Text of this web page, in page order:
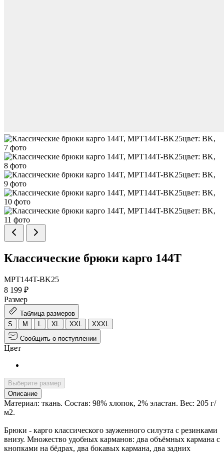
Классические брюки карго 144T
MPT144T-BK25
8 199 ₽
Размер
Таблица размеров
S
M XL XXL
XXXL
Сообщить о поступлении
Цвет
Выберите размер
Описание
Материал: ткань. Состав: 98% хлопок, 2% эластан. Вес: 205 г/
м2.
Брюки - карго классического зауженного силуэта с резинками
внизу. Множество удобных карманов: два объёмных кармана с
кнопками на бёдрах, два бокавых кармана, два задних